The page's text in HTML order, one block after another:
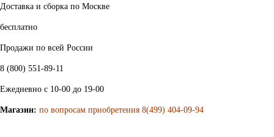
Доставка и сборка по Москве
бесплатно
Продажи по всей России
8 (800) 551-89-11
Ежедневно с 10-00 до 19-00
Магазин: по вопросам приобретения 8(499) 404-09-94